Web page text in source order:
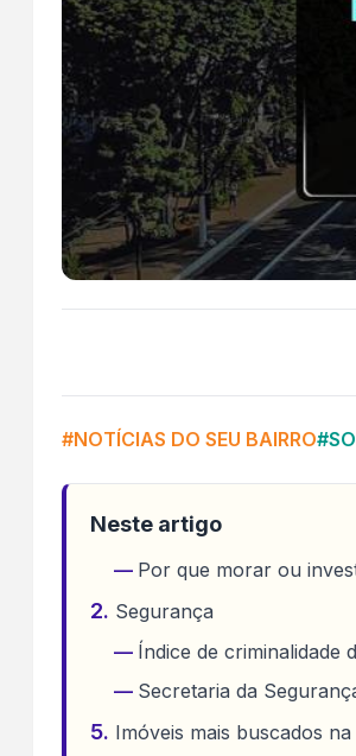
#NOTÍCIAS DO SEU BAIRRO
Neste artigo
Por que morar ou
Segurança
Índice de criminalidade
Secretaria da
Imóveis mais buscados